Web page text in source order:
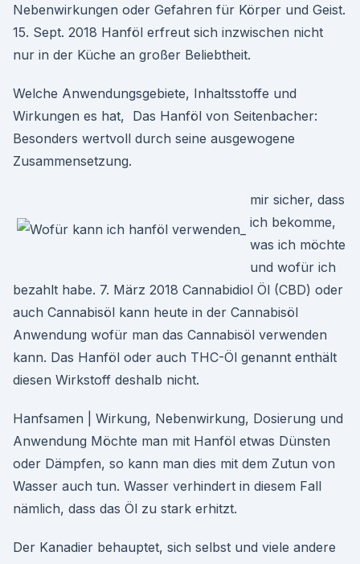
Nebenwirkungen oder Gefahren für Körper und Geist.
15. Sept. 2018 Hanföl erfreut sich inzwischen nicht
nur in der Küche an großer Beliebtheit.
Welche Anwendungsgebiete, Inhaltsstoffe und
Wirkungen es hat, Das Hanföl von Seitenbacher:
Besonders wertvoll durch seine ausgewogene
Zusammensetzung.
mir sicher, dass
ich bekomme,
was ich möchte
und wofür ich
bezahlt habe. 7. März 2018 Cannabidiol Öl (CBD) oder
auch Cannabisöl kann heute in der Cannabisöl
Anwendung wofür man das Cannabisöl verwenden
kann. Das Hanföl oder auch THC-Öl genannt enthält
diesen Wirkstoff deshalb nicht.
Hanfsamen | Wirkung, Nebenwirkung, Dosierung und
Anwendung Möchte man mit Hanföl etwas Dünsten
oder Dämpfen, so kann man dies mit dem Zutun von
Wasser auch tun. Wasser verhindert in diesem Fall
nämlich, dass das Öl zu stark erhitzt.
Der Kanadier behauptet, sich selbst und viele andere